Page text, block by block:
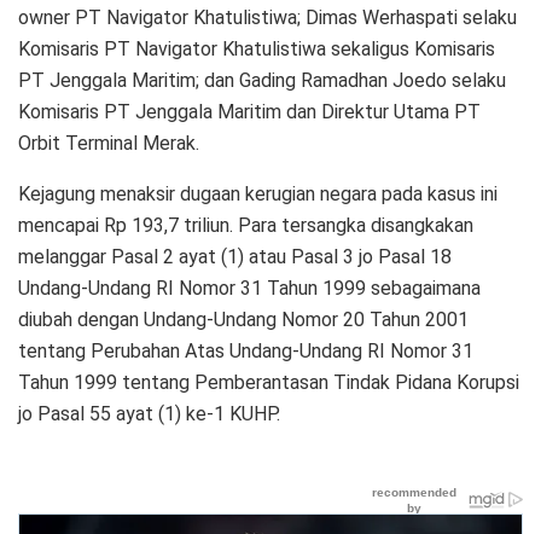
owner PT Navigator Khatulistiwa; Dimas Werhaspati selaku
Komisaris PT Navigator Khatulistiwa sekaligus Komisaris
PT Jenggala Maritim; dan Gading Ramadhan Joedo selaku
Komisaris PT Jenggala Maritim dan Direktur Utama PT
Orbit Terminal Merak.
Kejagung menaksir dugaan kerugian negara pada kasus ini
mencapai Rp 193,7 triliun. Para tersangka disangkakan
melanggar Pasal 2 ayat (1) atau Pasal 3 jo Pasal 18
Undang-Undang RI Nomor 31 Tahun 1999 sebagaimana
diubah dengan Undang-Undang Nomor 20 Tahun 2001
tentang Perubahan Atas Undang-Undang RI Nomor 31
Tahun 1999 tentang Pemberantasan Tindak Pidana Korupsi
jo Pasal 55 ayat (1) ke-1 KUHP.